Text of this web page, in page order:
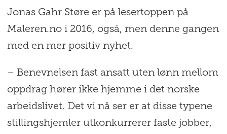
Jonas Gahr Støre er på lesertoppen på
Maleren.no i 2016, også, men denne gangen
med en mer positiv nyhet.
– Benevnelsen fast ansatt uten lønn mellom
oppdrag hører ikke hjemme i det norske
arbeidslivet. Det vi nå ser er at disse typene
stillingshjemler utkonkurrerer faste jobber,